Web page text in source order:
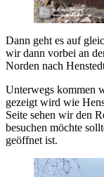
Dann geht es auf
wir dann vorbei an
Norden nach
Unterwegs kommen
gezeigt wird wie
Seite sehen wir den
besuchen möchte
geöffnet ist.